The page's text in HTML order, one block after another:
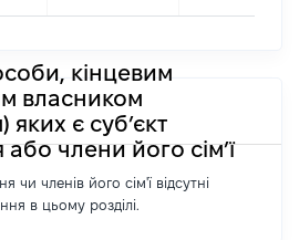
кінцевим
власником
є суб’єкт
члени його сім’ї
чи членів його сім'ї відсутні
в цьому розділі.